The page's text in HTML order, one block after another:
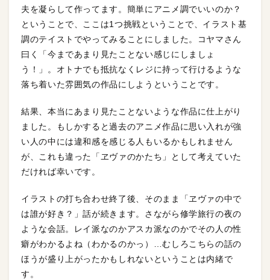
夫を凝らして作ってます。簡単にアニメ調でいいのか？
ということで、ここは1つ挑戦ということで、イラスト基
調のテイストでやってみることにしました。コヤマさん
曰く「今まであまり見たことない感じにしましょ
う！」。オトナでも抵抗なくレジに持って行けるような
落ち着いた雰囲気の作品にしようということです。
結果、本当にあまり見たことないような作品に仕上がり
ました。もしかすると過去のアニメ作品に思い入れが強
い人の中には違和感を感じる人もいるかもしれません
が、これも違った「ヱヴァのかたち」として考えていた
だければ幸いです。
イラストの打ち合わせ終了後、そのまま「ヱヴァの中で
は誰が好き？」話が続きます。さながら修学旅行の夜の
ような会話。レイ派なのかアスカ派なのかでその人の性
癖がわかるよね（わかるのかっ）…むしろこちらの話の
ほうが盛り上がったかもしれないということは内緒で
す。